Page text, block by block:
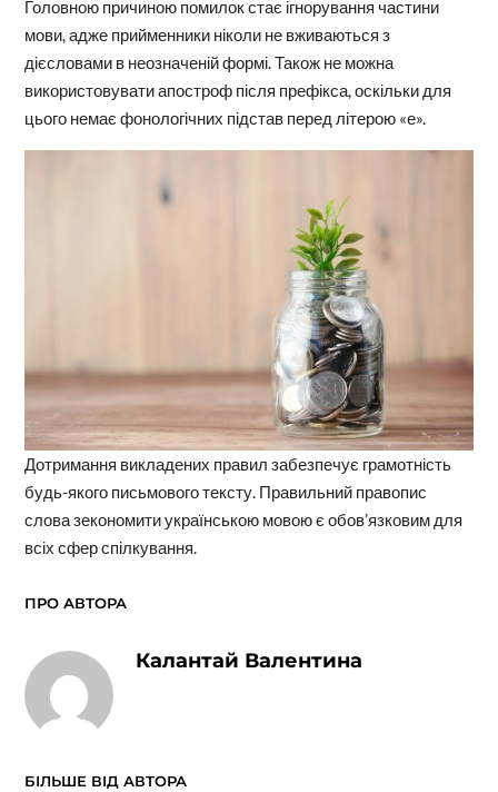
Головною причиною помилок стає ігнорування частини
мови, адже прийменники ніколи не вживаються з
дієсловами в неозначеній формі. Також не можна
використовувати апостроф після префікса, оскільки для
цього немає фонологічних підстав перед літерою «е».
Дотримання викладених правил забезпечує грамотність
будь-якого письмового тексту. Правильний правопис
слова зекономити українською мовою є обов’язковим для
всіх сфер спілкування.
ПРО АВТОРА
Калантай Валентина
БІЛЬШЕ ВІД АВТОРА